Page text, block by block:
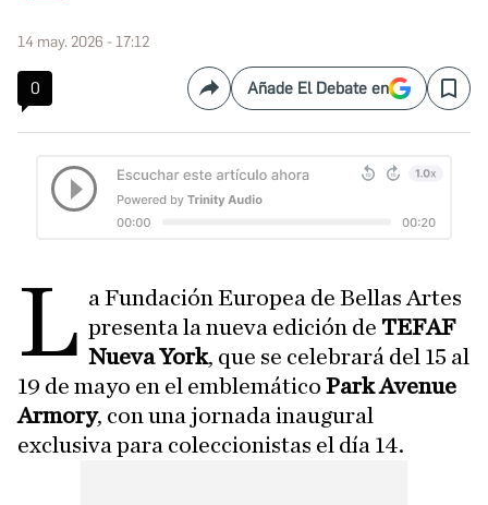
14 may. 2026 - 17:12
0 CompartirAñade El Debate en Save
L a Fundación Europea de Bellas Artes
presenta la nueva edición de TEFAF
Nueva York, que se celebrará del 15 al
19 de mayo en el emblemático Park Avenue
Armory, con una jornada inaugural
exclusiva para coleccionistas el día 14.